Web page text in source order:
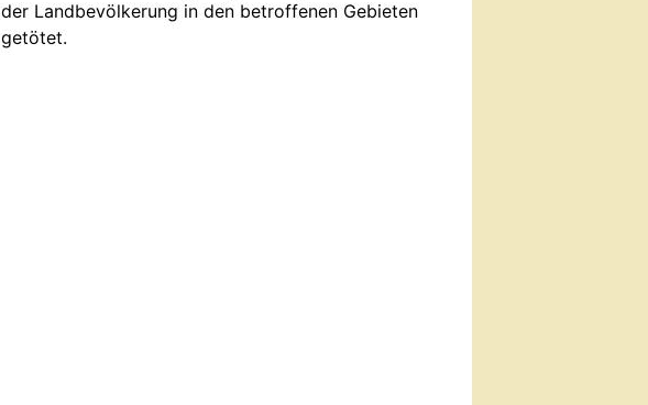
der Landbevölkerung in den betroffenen Gebieten
getötet.